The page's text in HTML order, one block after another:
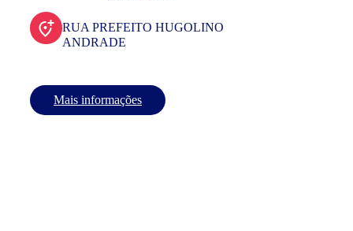
RUA PREFEITO HUGOLINO
ANDRADE
Mais informações